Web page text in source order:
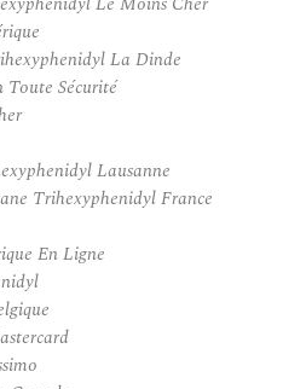
La Dinde
Sécurité
Lausanne
Trihexyphenidyl France
En Ligne